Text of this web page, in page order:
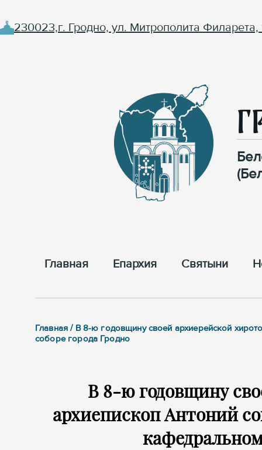
230023,г. Гродно, ул. Митрополита Филарета,
Главная Епархия Cвятыни
Главная / В 8-ю годовщину своей архиерейской
соборе города Гродно
В 8-ю годовщину
архиепископ Антоний